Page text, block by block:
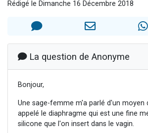
30 personnes viennent de faire un don
12 nouvelles musiques
Rédigé le Dimanche 16 Décembre 2018
La question de Anonyme
Bonjour,
Une sage-femme m'a parlé d'un moyen
appelé le diaphragme qui est une fine
silicone que l'on insert dans le vagin.